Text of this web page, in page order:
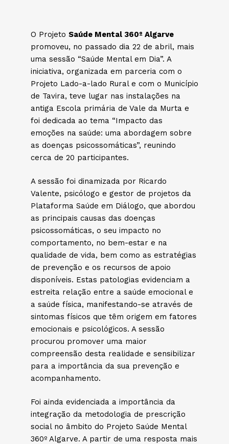
O Projeto Saúde Mental 360º Algarve
promoveu, no passado dia 22 de abril, mais
uma sessão “Saúde Mental em Dia”. A
iniciativa, organizada em parceria com o
Projeto Lado-a-lado Rural e com o Município
de Tavira, teve lugar nas instalações na
antiga Escola primária de Vale da Murta e
foi dedicada ao tema “Impacto das
emoções na saúde: uma abordagem sobre
as doenças psicossomáticas”, reunindo
cerca de 20 participantes.
A sessão foi dinamizada por Ricardo
Valente, psicólogo e gestor de projetos da
Plataforma Saúde em Diálogo, que abordou
as principais causas das doenças
psicossomáticas, o seu impacto no
comportamento, no bem-estar e na
qualidade de vida, bem como as estratégias
de prevenção e os recursos de apoio
disponíveis. Estas patologias evidenciam a
estreita relação entre a saúde emocional e
a saúde física, manifestando-se através de
sintomas físicos que têm origem em fatores
emocionais e psicológicos. A sessão
procurou promover uma maior
compreensão desta realidade e sensibilizar
para a importância da sua prevenção e
acompanhamento.
Foi ainda evidenciada a importância da
integração da metodologia de prescrição
social no âmbito do Projeto Saúde Mental
360º Algarve. A partir de uma resposta mais